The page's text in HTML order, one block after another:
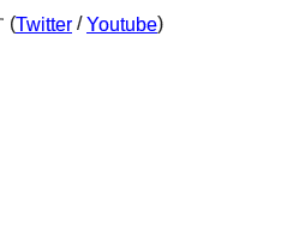
(Twitter /Youtube)